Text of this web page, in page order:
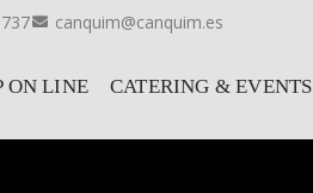
canquim@canquim.es
ON LINE CATERING & EVENTS